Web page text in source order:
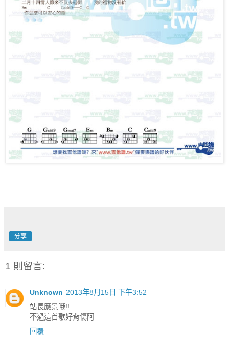
分享
1 則留言:
Unknown 2013年8月15日 下午3:52
站長應景哦!!
不過這首歌好背傷阿....
回覆